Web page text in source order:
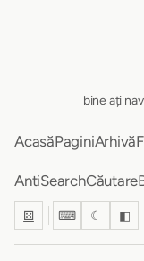
bine ați
AcasăPaginiArhivă
AntiSearchCăutare
⚄ ⌨ ☾ ◧